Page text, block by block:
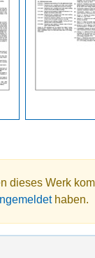
dieses Werk
haben.